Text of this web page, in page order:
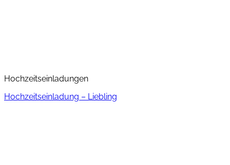
Hochzeitseinladungen
Hochzeitseinladung – Liebling